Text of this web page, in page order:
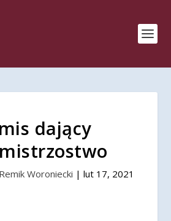
dający
Remik Woroniecki | lut 17, 2021